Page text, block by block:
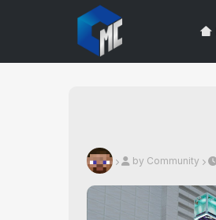
by Community